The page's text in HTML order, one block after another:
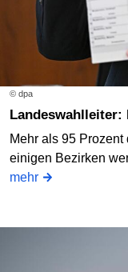
© dpa
Mehr als 95
einigen Bezirken
mehr